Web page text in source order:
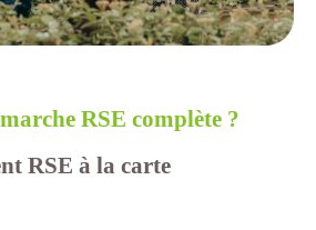
RSE complète ?
RSE à la carte